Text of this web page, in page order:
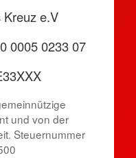
e.V
0005 0233 07
und von der
Steuernummer